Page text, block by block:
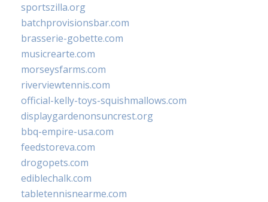
sportszilla.org
batchprovisionsbar.com
brasserie-gobette.com
musicrearte.com
morseysfarms.com
riverviewtennis.com
official-kelly-toys-squishmallows.com
displaygardenonsuncrest.org
bbq-empire-usa.com
feedstoreva.com
drogopets.com
ediblechalk.com
tabletennisnearme.com